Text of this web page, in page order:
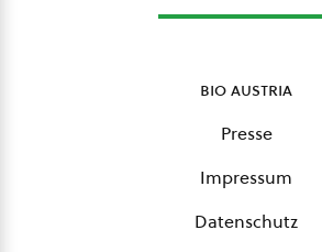
bio austria
Presse
Impressum
Datenschutz